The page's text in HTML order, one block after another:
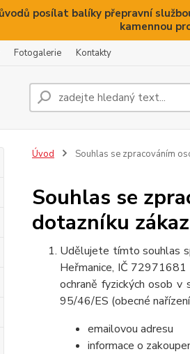
posílat balíky přepravní
kamennou
Fotogalerie Kontakty
Úvod Souhlas se zpracováním
Souhlas se
dotazníku
Udělujete tímto souhlas
Heřmanice, IČ 72971681
ochraně fyzických osob v
95/46/ES (obecné
emailovou adresu
informace o